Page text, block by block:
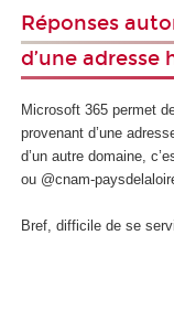
Réponses
d’une adresse
Microsoft 365 permet
provenant d’une
d’un autre domaine,
ou @cnam-
Bref, difficile de se